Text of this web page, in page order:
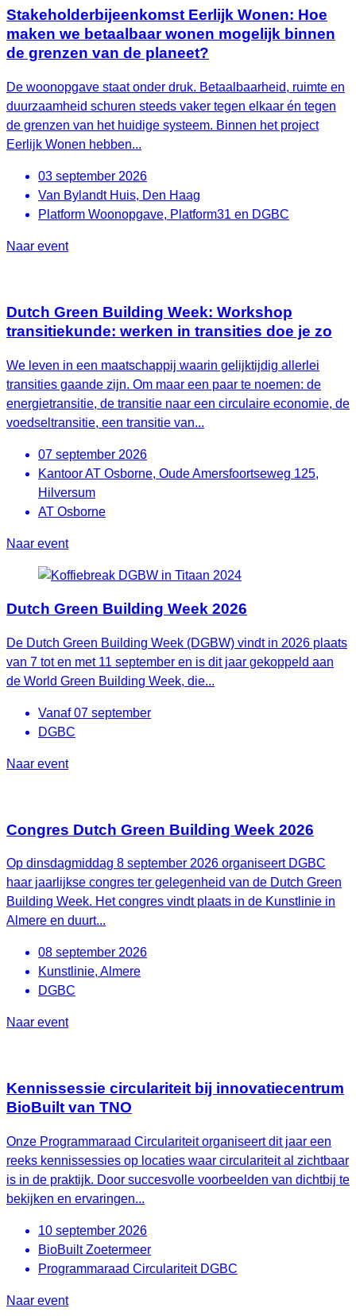
Stakeholderbijeenkomst Eerlijk Wonen: Hoe
maken we betaalbaar wonen mogelijk binnen
de grenzen van de planeet?
De woonopgave staat onder druk. Betaalbaarheid, ruimte en
duurzaamheid schuren steeds vaker tegen elkaar én tegen
de grenzen van het huidige systeem. Binnen het project
Eerlijk Wonen hebben...
03 september 2026
Van Bylandt Huis, Den Haag
Platform Woonopgave, Platform31 en DGBC
Naar event
Dutch Green Building Week: Workshop
transitiekunde: werken in transities doe je zo
We leven in een maatschappij waarin gelijktijdig allerlei
transities gaande zijn. Om maar een paar te noemen: de
energietransitie, de transitie naar een circulaire economie, de
voedseltransitie, een transitie van...
07 september 2026
Kantoor AT Osborne, Oude Amersfoortseweg 125,
Hilversum
AT Osborne
Naar event
Dutch Green Building Week 2026
De Dutch Green Building Week (DGBW) vindt in 2026 plaats
van 7 tot en met 11 september en is dit jaar gekoppeld aan
de World Green Building Week, die...
Vanaf 07 september
DGBC
Naar event
Congres Dutch Green Building Week 2026
Op dinsdagmiddag 8 september 2026 organiseert DGBC
haar jaarlijkse congres ter gelegenheid van de Dutch Green
Building Week. Het congres vindt plaats in de Kunstlinie in
Almere en duurt...
08 september 2026
Kunstlinie, Almere
DGBC
Naar event
Kennissessie circulariteit bij innovatiecentrum
BioBuilt van TNO
Onze Programmaraad Circulariteit organiseert dit jaar een
reeks kennissessies op locaties waar circulariteit al zichtbaar
is in de praktijk. Door succesvolle voorbeelden van dichtbij te
bekijken en ervaringen...
10 september 2026
BioBuilt Zoetermeer
Programmaraad Circulariteit DGBC
Naar event